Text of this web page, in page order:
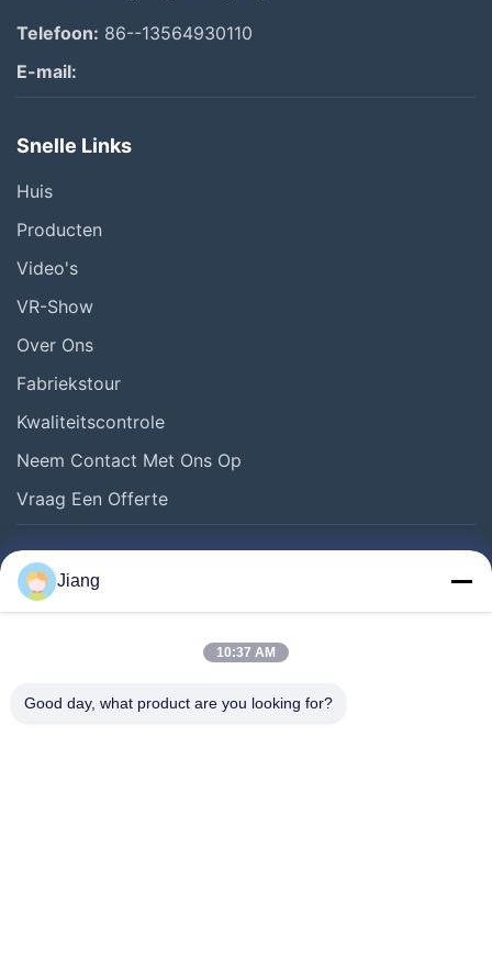
Telefoon: 86--13564930110
E-mail:
Snelle Links
Huis
Producten
Video's
VR-Show
Over Ons
Fabriekstour
Kwaliteitscontrole
Neem Contact Met Ons Op
Vraag Een Offerte
Follow Us
Jiang
10:37 AM
Good day, what product are you looking for?